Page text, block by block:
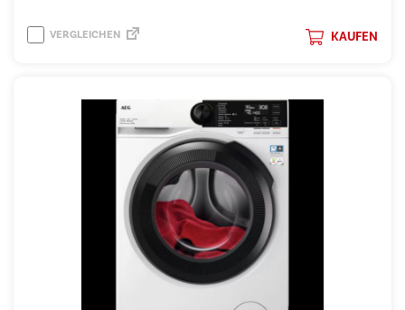
KAUFEN
VERGLEICHEN